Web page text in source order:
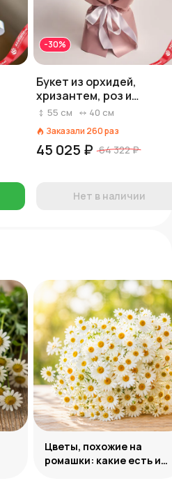
-30%
Букет из орхидей,
хризантем, роз и
лизиантусов в кремовой
55 см 40 см
Заказали 260раз
45 025 ₽ 64 322 ₽
Нет в наличии
Цветы, похожие на
ромашки: какие есть и